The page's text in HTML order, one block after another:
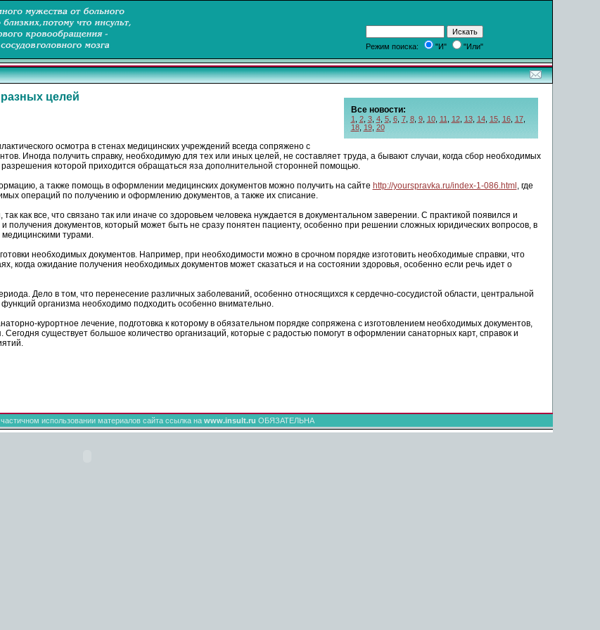
Режим поиска: "И" "Или"
Все новости:
1 2, 3, 4, 5, 6, 7, 8, 9, 10, 11 12, 13, 14, 15, 16, 17,
18, 19, 20
целей
осмотра в стенах медицинских учреждений всегда сопряжено с
Иногда получить справку, необходимую для тех или иных целей, не составляет труда, а бывают случаи, когда сбор необходимых
которой приходится обращаться яза дополнительной сторонней помощью.
а также помощь в оформлении медицинских документов можно получить на сайте http://yourspravka.ru/index-1-086.html , где
операций по получению и оформлению документов, а также их списание.
как все, что связано так или иначе со здоровьем человека нуждается в документальном заверении. С практикой появился и
получения документов, который может быть не сразу понятен пациенту, особенно при решении сложных юридических вопросов, в
медицинскими турами.
необходимых документов. Например, при необходимости можно в срочном порядке изготовить необходимые справки, что
когда ожидание получения необходимых документов может сказаться и на состоянии здоровья, особенно если речь идет о
Дело в том, что перенесение различных заболеваний, особенно относящихся к сердечно-сосудистой области, центральной
организма необходимо подходить особенно внимательно.
курортное лечение, подготовка к которому в обязательном порядке сопряжена с изготовлением необходимых документов,
существует большое количество организаций, которые с радостью помогут в оформлении санаторных карт, справок и
использовании материалов сайта ссылка на www.insult.ru ОБЯЗАТЕЛЬНА